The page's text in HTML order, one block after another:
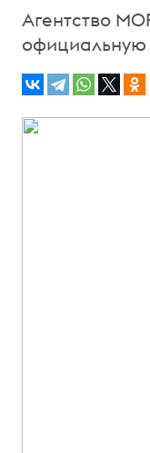
Агентство
официальную